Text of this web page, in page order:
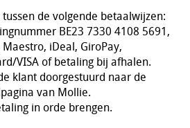
de volgende betaalwijzen:
BE23 7330 4108 5691,
iDeal, GiroPay,
VISA of betaling bij afhalen.
klant doorgestuurd naar de
van Mollie.
in orde brengen.